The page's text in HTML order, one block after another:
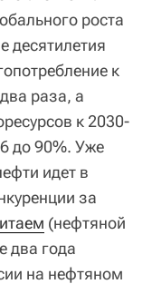
роста
десятилетия
к
раза, а
к 2030-
до 90%. Уже
идет в
за
(нефтяной
два года
на нефтяном